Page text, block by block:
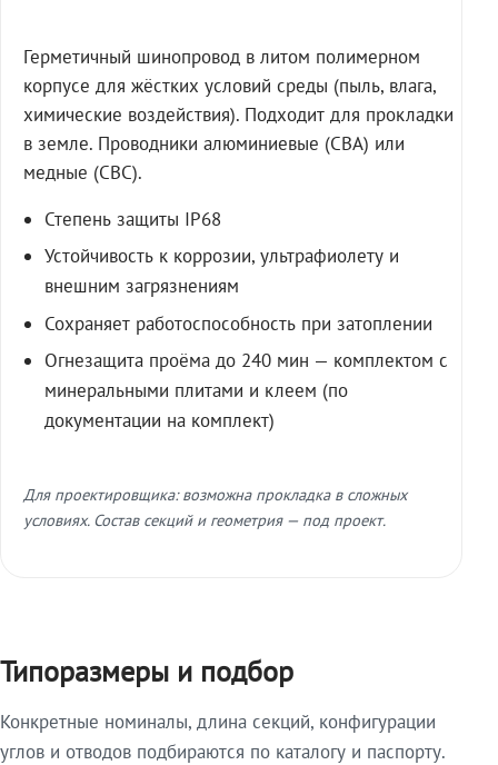
Герметичный шинопровод в литом полимерном
корпусе для жёстких условий среды (пыль, влага,
химические воздействия). Подходит для прокладки
в земле. Проводники алюминиевые (СВА) или
медные (СВС).
Степень защиты IP68
Устойчивость к коррозии, ультрафиолету и
внешним загрязнениям
Сохраняет работоспособность при затоплении
Огнезащита проёма до 240 мин — комплектом с
минеральными плитами и клеем (по
документации на комплект)
Для проектировщика: возможна прокладка в сложных
условиях. Состав секций и геометрия — под проект.
Типоразмеры и подбор
Конкретные номиналы, длина секций, конфигурации
углов и отводов подбираются по каталогу и паспорту.